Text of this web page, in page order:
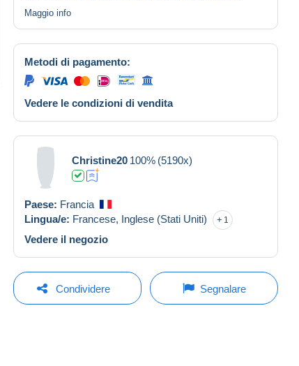
Maggio info
Metodi di pagamento:
Vedere le condizioni di vendita
Christine20 100% (5190x)
Paese: Francia
Lingua/e: Francese, Inglese (Stati Uniti) 1
Vedere il negozio
Condividere Segnalare